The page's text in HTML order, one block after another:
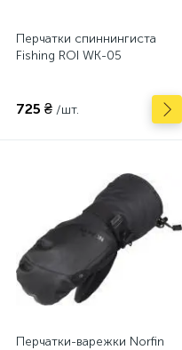
Перчатки спиннингиста
Fishing ROI WK-05
725 ₴ /шт.
Перчатки-варежки Norfin